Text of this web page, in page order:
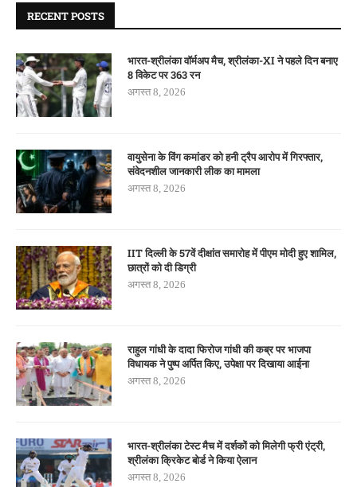
RECENT POSTS
भारत-श्रीलंका वॉर्मअप मैच, श्रीलंका-XI ने पहले दिन बनाए
8 विकेट पर 363 रन
अगस्त 8, 2026
वायुसेना के विंग कमांडर को हनी ट्रैप आरोप में गिरफ्तार,
संवेदनशील जानकारी लीक का मामला
अगस्त 8, 2026
IIT दिल्ली के 57वें दीक्षांत समारोह में पीएम मोदी हुए शामिल,
छात्रों को दी डिग्री
अगस्त 8, 2026
राहुल गांधी के दादा फिरोज गांधी की कब्र पर भाजपा
विधायक ने पुष्प अर्पित किए, उपेक्षा पर दिखाया आईना
अगस्त 8, 2026
भारत-श्रीलंका टेस्ट मैच में दर्शकों को मिलेगी फ्री एंट्री,
श्रीलंका क्रिकेट बोर्ड ने किया ऐलान
अगस्त 8, 2026